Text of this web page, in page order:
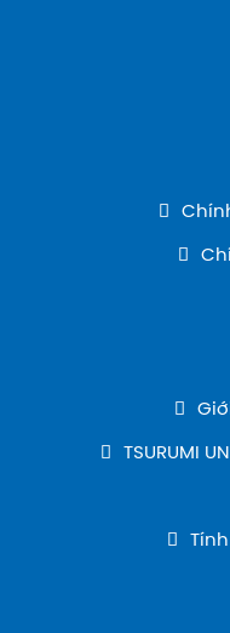
TSURUMI